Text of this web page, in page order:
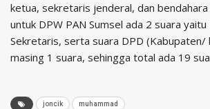
ketua, sekretaris jenderal, dan bendahara
untuk DPW PAN Sumsel ada 2 suara
Sekretaris, serta suara DPD (Kabupaten/
masing 1 suara, sehingga total ada 19
joncik muhammad